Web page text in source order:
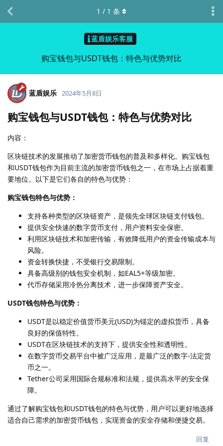
蓝盾娱乐客服
购宝钱包与USDT钱包：特色与优势对比
1 / 1 条
蓝盾娱乐 2024年5月8日
购宝钱包与USDT钱包：特色与优势对比
内容：
区块链技术的发展推动了加密货币钱包的普及和多样化。购宝钱包
和USDT钱包作为目前主流的加密货币钱包之一，在市场上占据着重
要地位。以下是它们各自的特色与优势：
购宝钱包特色与优势：
支持各种类型的区块链资产，是领先全球区块链支付钱包。
提供安全快速的数字货币支付，用户资料安全保密。
利用区块链技术和加密传输，有效降低用户的资金传输成本与
风险。
资金转换快捷，不受银行交易限制。
具备高级别的钱包安全机制，如EAL5+等级加密。
代币存储采用冷热分离技术，进一步保障资产安全。
USDT钱包特色与优势：
USDT是以稳定价值货币美元(USD)为锚定的虚拟货币，具备
良好的保值特性。
USDT在区块链技术的支持下，提供安全性和透明性。
在数字货币交易平台中被广泛应用，是最广泛的数字-法定货
币之一。
Tether公司采用国际合规标准和法规，提供高水平的安全保
障。
通过了解购宝钱包和USDT钱包的特色与优势，用户可以更好地选择
适合自己需求的加密货币钱包，实现资金的安全存储和便捷交易。
回复